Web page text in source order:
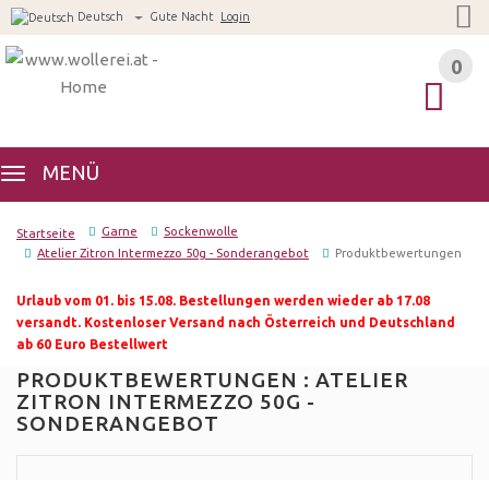
Deutsch Gute Nacht Login
0
MENÜ
0
Startseite Garne
Sockenwolle
Atelier Zitron Intermezzo 50g - Sonderangebot
Produktbewertungen
Urlaub vom 01. bis 15.08. Bestellungen werden wieder ab 17.08
versandt. Kostenloser Versand nach Österreich und Deutschland
ab 60 Euro Bestellwert
PRODUKTBEWERTUNGEN : ATELIER
ZITRON INTERMEZZO 50G -
SONDERANGEBOT